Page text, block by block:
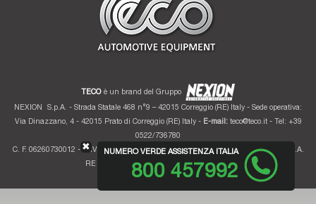
TECO è un brand del Gruppo
NEXION
S.p.A. - Strada Statale 468 n°9 – 42015 Correggio (RE) Italy - Sede operativa:
Via Dinazzano, 4 - 42015 Prato di Correggio (RE) Italy - E-mail: teco@teco.it- Tel: +39
0522/736780
C. F. 06260730012 - P. IVA 01700320359 - Registro imprese RE 06260730012 - R.E.A.
RE 207099 - Cap. Soc. Euro 10.000.000 i.v.
✖ NUMERO VERDE ASSISTENZA ITALIA
800 457992